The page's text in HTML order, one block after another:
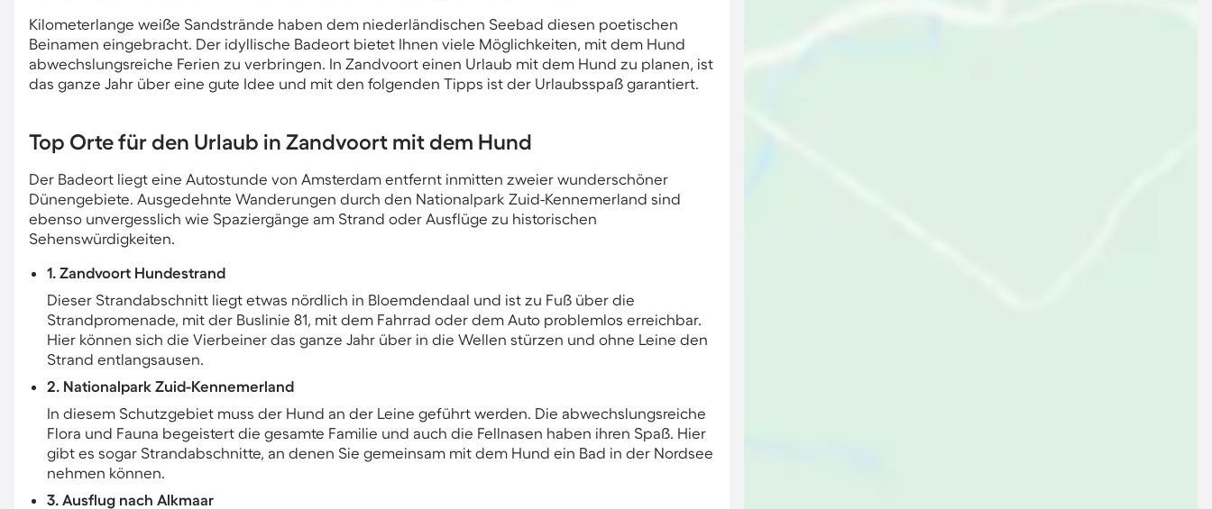
Kilometerlange weiße Sandstrände haben dem niederländischen Seebad diesen poetischen
Beinamen eingebracht. Der idyllische Badeort bietet Ihnen viele Möglichkeiten, mit dem Hund
abwechslungsreiche Ferien zu verbringen. In Zandvoort einen Urlaub mit dem Hund zu planen, ist
das ganze Jahr über eine gute Idee und mit den folgenden Tipps ist der Urlaubsspaß garantiert.
Top Orte für den Urlaub in Zandvoort mit dem Hund
Der Badeort liegt eine Autostunde von Amsterdam entfernt inmitten zweier wunderschöner
Dünengebiete. Ausgedehnte Wanderungen durch den Nationalpark Zuid-Kennemerland sind
ebenso unvergesslich wie Spaziergänge am Strand oder Ausflüge zu historischen
Sehenswürdigkeiten.
1. Zandvoort Hundestrand
Dieser Strandabschnitt liegt etwas nördlich in Bloemdendaal und ist zu Fuß über die
Strandpromenade, mit der Buslinie 81, mit dem Fahrrad oder dem Auto problemlos erreichbar.
Hier können sich die Vierbeiner das ganze Jahr über in die Wellen stürzen und ohne Leine den
Strand entlangsausen.
2. Nationalpark Zuid-Kennemerland
In diesem Schutzgebiet muss der Hund an der Leine geführt werden. Die abwechslungsreiche
Flora und Fauna begeistert die gesamte Familie und auch die Fellnasen haben ihren Spaß. Hier
gibt es sogar Strandabschnitte, an denen Sie gemeinsam mit dem Hund ein Bad in der Nordsee
nehmen können.
3. Ausflug nach Alkmaar